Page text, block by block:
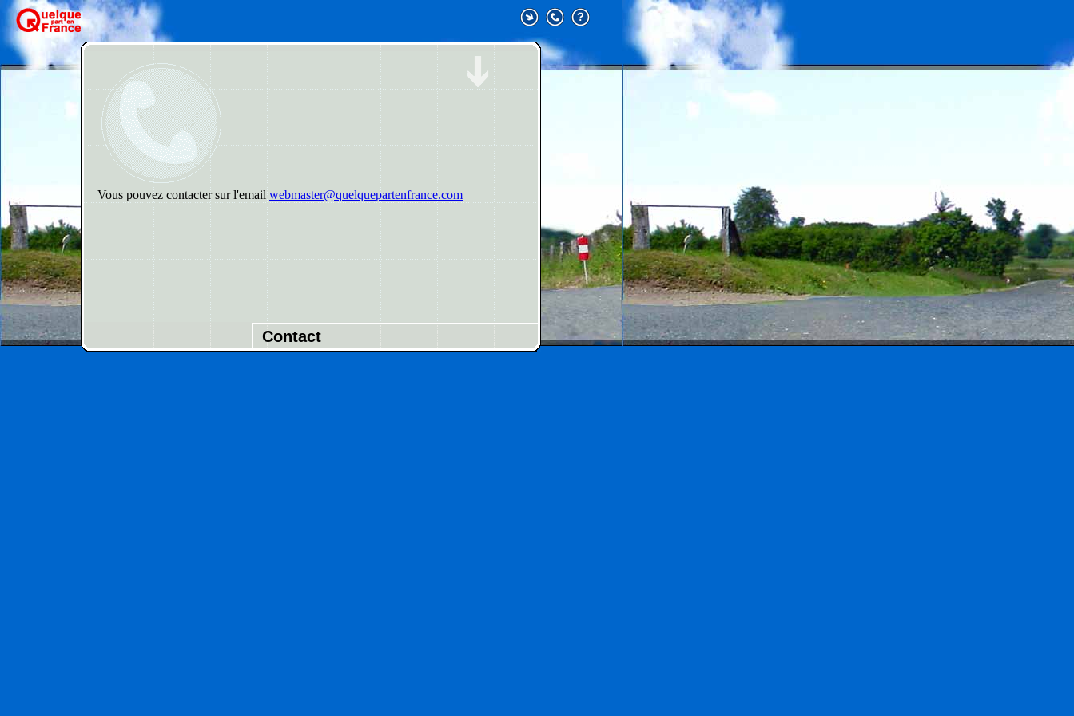
Vous pouvez contacter sur l'emailwebmaster@quelquepartenfrance.com
Contact